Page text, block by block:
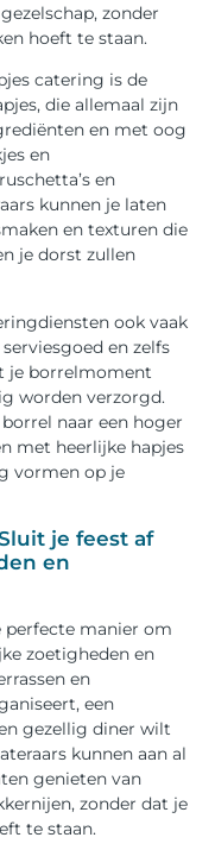
zonder
hoeft te staan.
catering is de
die allemaal zijn
en met oog
en
en
kunnen je laten
en texturen die
je dorst zullen
ook vaak
en zelfs
je borrelmoment
worden verzorgd.
naar een hoger
met heerlijke hapjes
vormen op je
je feest af
en
perfecte manier om
zoetigheden en
en
een
gezellig diner wilt
kunnen aan al
genieten van
zonder dat je
te staan.